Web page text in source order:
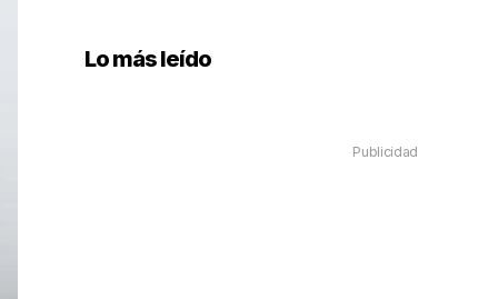
Lo más leído
Publicidad